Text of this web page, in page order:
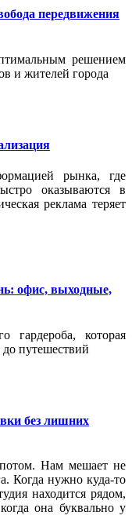
передвижения
решением
и жителей города
рынка, где
оказываются в
реклама теряет
офис, выходные,
которая
путешествий
без лишних
Нам мешает не
Когда нужно куда-то
находится рядом,
она буквально у